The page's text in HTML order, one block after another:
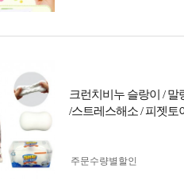
크런치비누 슬랑이 / 말
/스트레스해소 / 피젯토
주문수량별할인